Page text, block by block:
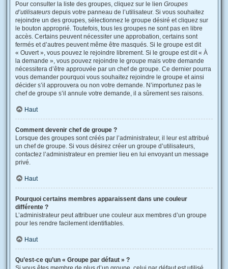
Pour consulter la liste des groupes, cliquez sur le lien Groupes
d’utilisateurs depuis votre panneau de l’utilisateur. Si vous souhaitez
rejoindre un des groupes, sélectionnez le groupe désiré et cliquez sur
le bouton approprié. Toutefois, tous les groupes ne sont pas en libre
accès. Certains peuvent nécessiter une approbation, certains sont
fermés et d’autres peuvent même être masqués. Si le groupe est dit
« Ouvert », vous pouvez le rejoindre librement. Si le groupe est dit « À
la demande », vous pouvez rejoindre le groupe mais votre demande
nécessitera d’être approuvée par un chef de groupe. Ce dernier pourra
vous demander pourquoi vous souhaitez rejoindre le groupe et ainsi
décider s’il approuvera ou non votre demande. N’importunez pas le
chef de groupe s’il annule votre demande, il a sûrement ses raisons.
Haut
Comment devenir chef de groupe ?
Lorsque des groupes sont créés par l’administrateur, il leur est attribué
un chef de groupe. Si vous désirez créer un groupe d’utilisateurs,
contactez l’administrateur en premier lieu en lui envoyant un message
privé.
Haut
Pourquoi certains membres apparaissent dans une couleur
différente ?
L’administrateur peut attribuer une couleur aux membres d’un groupe
pour les rendre facilement identifiables.
Haut
Qu’est-ce qu’un « Groupe par défaut » ?